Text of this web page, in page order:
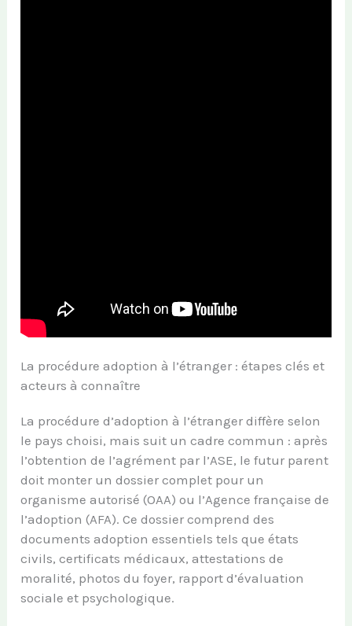
La procédure adoption à l’étranger : étapes clés et
acteurs à connaître
La procédure d’adoption à l’étranger diffère selon
le pays choisi, mais suit un cadre commun : après
l’obtention de l’agrément par l’ASE, le futur parent
doit monter un dossier complet pour un
organisme autorisé (OAA) ou l’Agence française de
l’adoption (AFA). Ce dossier comprend des
documents adoption essentiels tels que états
civils, certificats médicaux, attestations de
moralité, photos du foyer, rapport d’évaluation
sociale et psychologique.